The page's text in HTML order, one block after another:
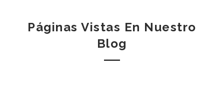
Páginas Vistas En Nuestro
Blog